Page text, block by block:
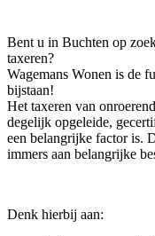
Bent u in Buchten op
taxeren?
Wagemans Wonen is de
bijstaan!
Het taxeren van
degelijk opgeleide,
een belangrijke factor is.
immers aan belangrijke
Denk hierbij aan: